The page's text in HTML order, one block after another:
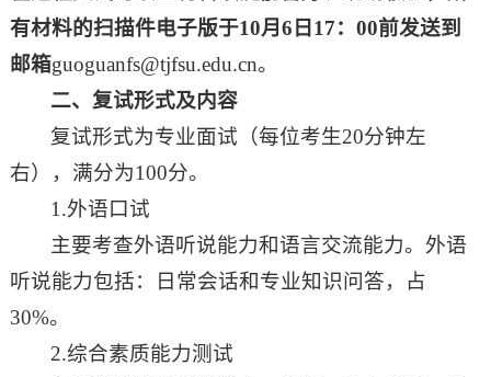
有材料的扫描件电子版于10月 6 日17：00前发送到
邮箱guoguanfs@tjfsu.edu.cn。
二、复试形式及内容
复试形式为专业面试（每位考生20分钟左
右），满分为100分。
1.外语口试
主要考查外语听说能力和语言交流能力。外语
听说能力包括：日常会话和专业知识问答，占
30%。
2.综合素质能力测试